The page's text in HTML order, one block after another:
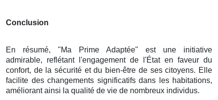
Conclusion
En résumé, "Ma Prime Adaptée" est une initiative
admirable, reflétant l'engagement de l'État en faveur du
confort, de la sécurité et du bien-être de ses citoyens. Elle
facilite des changements significatifs dans les habitations,
améliorant ainsi la qualité de vie de nombreux individus.